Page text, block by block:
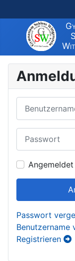
Passwort
Benutzername
Registrieren